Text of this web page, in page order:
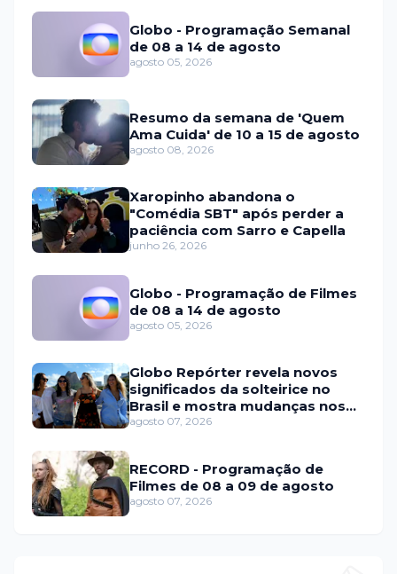
Globo - Programação Semanal
de 08 a 14 de agosto
agosto 05, 2026
Resumo da semana de 'Quem
Ama Cuida' de 10 a 15 de agosto
agosto 08, 2026
Xaropinho abandona o
"Comédia SBT" após perder a
paciência com Sarro e Capella
junho 26, 2026
Globo - Programação de Filmes
de 08 a 14 de agosto
agosto 05, 2026
Globo Repórter revela novos
significados da solteirice no
Brasil e mostra mudanças nos
relacionamentos
agosto 07, 2026
RECORD - Programação de
Filmes de 08 a 09 de agosto
agosto 07, 2026